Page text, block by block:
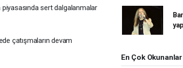
sert dalgalanmalar
çatışmaların devam
En Çok Okunanlar